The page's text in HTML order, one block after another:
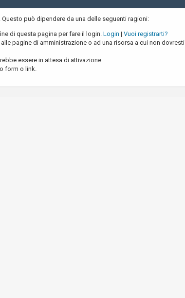
può dipendere da una delle seguenti ragioni:
di questa pagina per fare il login. Login | Vuoi registrarti?
pagine di amministrazione o ad una risorsa a cui non
essere in attesa di attivazione.
form o link.